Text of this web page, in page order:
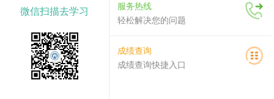
沾化区财政局关于做好2026年度会计人员继续教育有关工作的通知 2026-04-02
关于2026年度济南市会计人员继续教育有关工作的通知 2026-07-29
微信扫描去学习
服务热线
轻松解决您的问题
成绩查询
成绩查询快捷入口